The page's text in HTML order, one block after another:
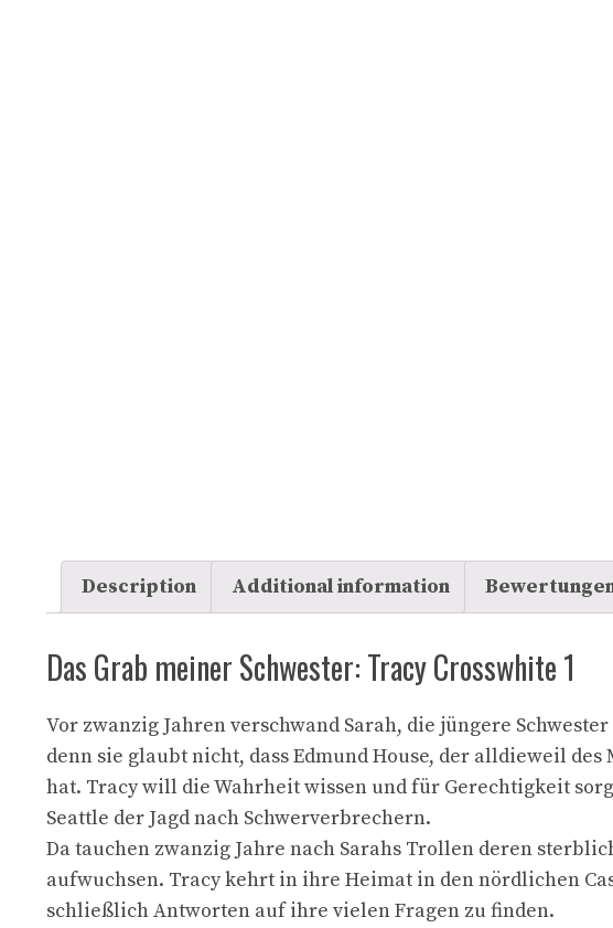
Description Additional information
Das Grab meiner Schwester: Tracy Crosswhite 1
Vor zwanzig Jahren verschwand Sarah, die jüngere
denn sie glaubt nicht, dass Edmund House, der alldieweil
hat. Tracy will die Wahrheit wissen und für Gerechtigkeit
Seattle der Jagd nach Schwerverbrechern.
Da tauchen zwanzig Jahre nach Sarahs Trollen deren
aufwuchsen. Tracy kehrt in ihre Heimat in den nördlichen
schließlich Antworten auf ihre vielen Fragen zu finden.